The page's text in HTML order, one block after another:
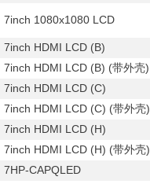
7inch 1080x1080 LCD
7inch HDMI LCD (B)
7inch HDMI LCD (B) (带外壳)
7inch HDMI LCD (C)
7inch HDMI LCD (C) (带外壳)
7inch HDMI LCD (H)
7inch HDMI LCD (H) (带外壳)
7HP-CAPQLED